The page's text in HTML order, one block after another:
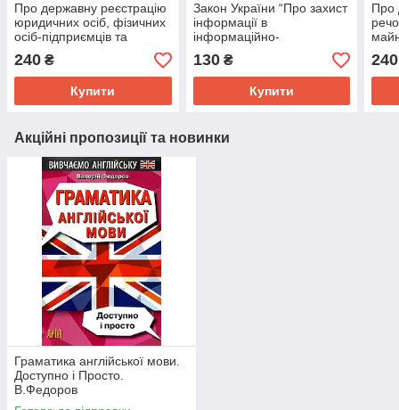
Про державну реєстрацію
юридичних осіб, фізичних
осіб-підприємців та
громадських формувань
240 ₴
Купити
Закон України “Про захист
інформації в
інформаційно-
комунікаційних системах”
130₴
Купити
Про
240
Акційні пропозиції та новинки
Граматика англійської мови.
Доступно і Просто.
В.Федоров